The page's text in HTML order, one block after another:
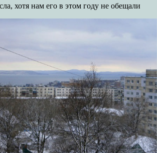
хотя нам его в этом году не обещали